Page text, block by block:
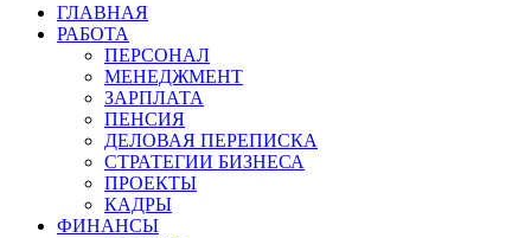
ГЛАВНАЯ
РАБОТА
ПЕРСОНАЛ
МЕНЕДЖМЕНТ
ЗАРПЛАТА
ПЕНСИЯ
ДЕЛОВАЯ ПЕРЕПИСКА
СТРАТЕГИИ БИЗНЕСА
ПРОЕКТЫ
КАДРЫ
ФИНАНСЫ